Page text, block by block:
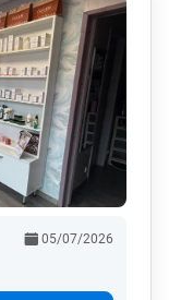
05/07/2026